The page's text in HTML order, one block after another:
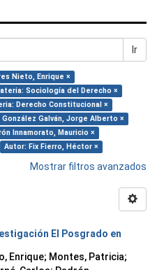
Ir
Nieto, Enrique ×
Sociología del Derecho ×
Derecho Constitucional ×
Galván, Jorge Alberto ×
Innamorato, Mauricio ×
Autor: Fix Fierro, Héctor ×
Mostrar filtros avanzados
El Posgrado en
Enrique; Montes, Patricia;